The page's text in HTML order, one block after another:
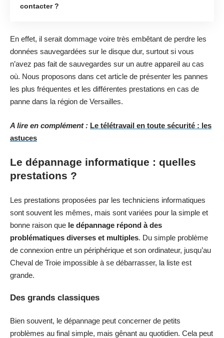
contacter ?
En effet, il serait dommage voire très embêtant de perdre les
données sauvegardées sur le disque dur, surtout si vous
n’avez pas fait de sauvegardes sur un autre appareil au cas
où. Nous proposons dans cet article de présenter les pannes
les plus fréquentes et les différentes prestations en cas de
panne dans la région de Versailles.
A lire en complément : Le télétravail en toute sécurité : les
astuces
Le dépannage informatique : quelles
prestations ?
Les prestations proposées par les techniciens informatiques
sont souvent les mêmes, mais sont variées pour la simple et
bonne raison que le dépannage répond à des
problématiques diverses et multiples. Du simple problème
de connexion entre un périphérique et son ordinateur, jusqu’au
Cheval de Troie impossible à se débarrasser, la liste est
grande.
Des grands classiques
Bien souvent, le dépannage peut concerner de petits
problèmes au final simple, mais gênant au quotidien. Cela peut